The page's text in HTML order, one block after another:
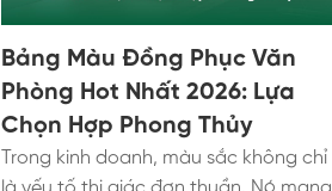
Bảng Màu Đồng Phục Văn
Phòng Hot Nhất 2026: Lựa
Chọn Hợp Phong Thủy
Trong kinh doanh, màu sắc không chỉ